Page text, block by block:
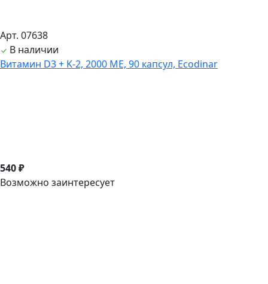
Арт. 07638
В наличии
Витамин D3 + K-2, 2000 ME, 90 капсул, Ecodinar
540 ₽
Возможно заинтересует